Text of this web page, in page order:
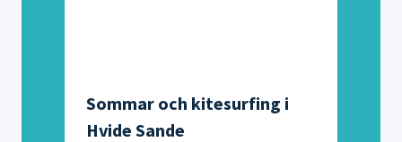
Sommar och kitesurfing i
Hvide Sande